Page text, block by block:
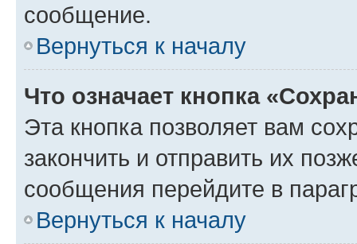
сообщение.
Вернуться к началу
Что означает кнопка
Эта кнопка позволяет вам
закончить и отправить их
сообщения перейдите в
Вернуться к началу